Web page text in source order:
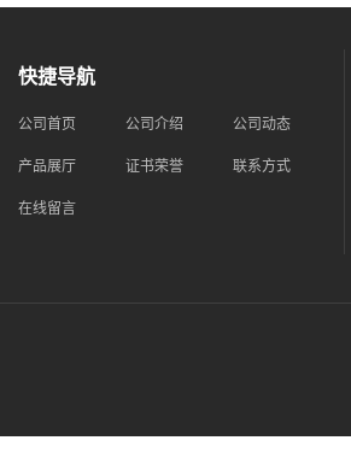
快捷导航
公司首页 公司介绍 公司动态
产品展厅 证书荣誉 联系方式
在线留言